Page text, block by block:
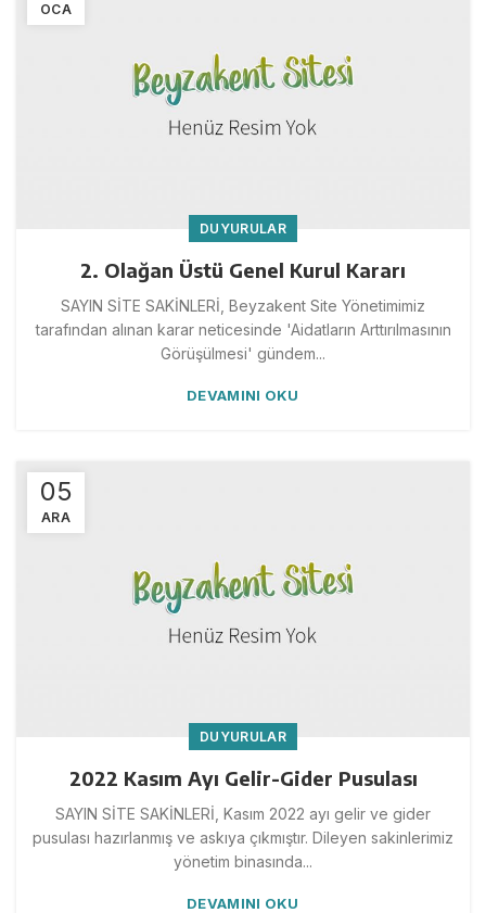
OCA
DUYURULAR
2. Olağan Üstü Genel Kurul Kararı
SAYIN SİTE SAKİNLERİ, Beyzakent Site Yönetimimiz
tarafından alınan karar neticesinde 'Aidatların Arttırılmasının
Görüşülmesi' gündem...
DEVAMINI OKU
05
ARA
DUYURULAR
2022 Kasım Ayı Gelir-Gider Pusulası
SAYIN SİTE SAKİNLERİ, Kasım 2022 ayı gelir ve gider
pusulası hazırlanmış ve askıya çıkmıştır. Dileyen sakinlerimiz
yönetim binasında...
DEVAMINI OKU